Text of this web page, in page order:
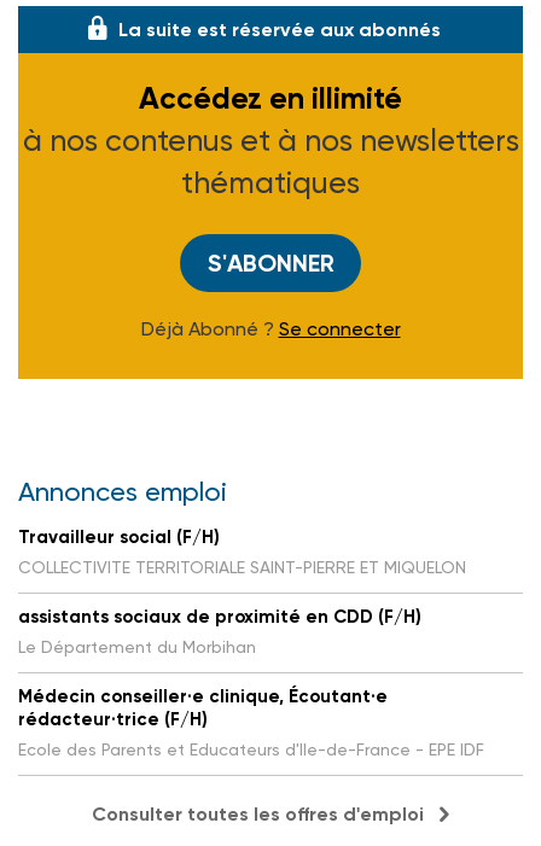
La suite est réservée aux abonnés
Accédez en illimité
à nos contenus et à nos newsletters
thématiques
S'ABONNER
Déjà Abonné ? Se connecter
Annonces emploi
Travailleur social (F/H)
COLLECTIVITE TERRITORIALE SAINT-PIERRE ET MIQUELON
assistants sociaux de proximité en CDD (F/H)
Le Département du Morbihan
Médecin conseiller·e clinique, Écoutant·e
rédacteur·trice (F/H)
Ecole des Parents et Educateurs d'Ile-de-France - EPE IDF
Consulter toutes les offres d'emploi